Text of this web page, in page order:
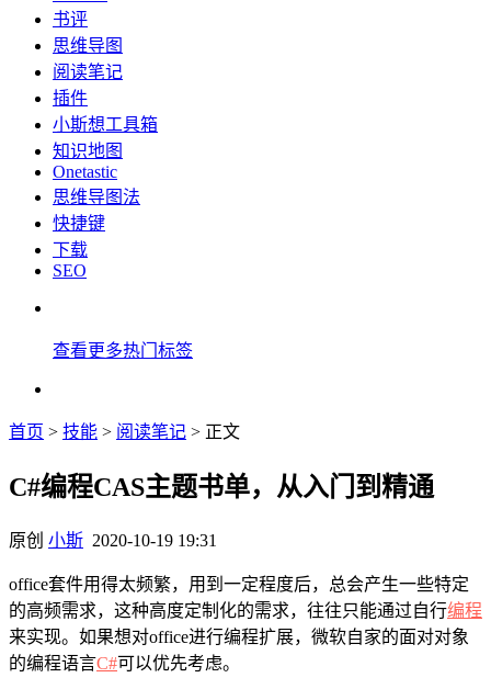
书评
思维导图
阅读笔记
插件
小斯想工具箱
知识地图
Onetastic
思维导图法
快捷键
下载
SEO
查看更多热门标签
首页 > 技能 > 阅读笔记 > 正文
C#编程CAS主题书单，从入门到精通
原创 小斯 2020-10-19 19:31
office套件用得太频繁，用到一定程度后，总会产生一些特定
的高频需求，这种高度定制化的需求，往往只能通过自行编程
来实现。如果想对office进行编程扩展，微软自家的面对对象
的编程语言C#可以优先考虑。